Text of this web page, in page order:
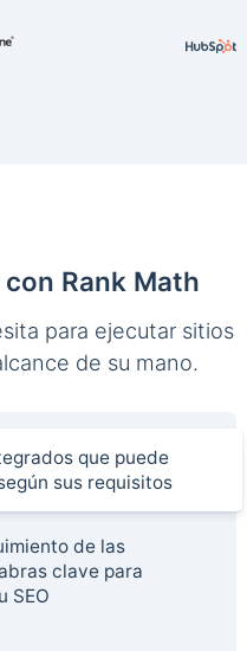
Rank Math
para ejecutar sitios
de su mano.
que puede
sus requisitos
de las
clave para
SEO